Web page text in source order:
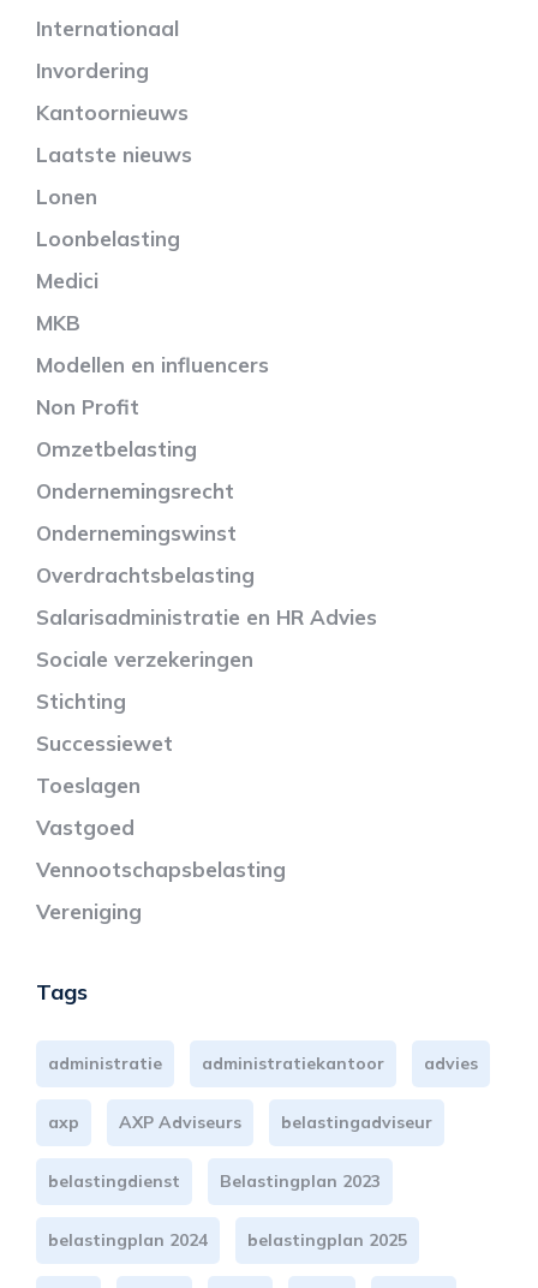
Internationaal
Invordering
Kantoornieuws
Laatste nieuws
Lonen
Loonbelasting
Medici
MKB
Modellen en influencers
Non Profit
Omzetbelasting
Ondernemingsrecht
Ondernemingswinst
Overdrachtsbelasting
Salarisadministratie en HR Advies
Sociale verzekeringen
Stichting
Successiewet
Toeslagen
Vastgoed
Vennootschapsbelasting
Vereniging
Tags
administratie administratiekantoor advies
axp AXP Adviseurs belastingadviseur
belastingdienst Belastingplan 2023
belastingplan 2024 belastingplan 2025